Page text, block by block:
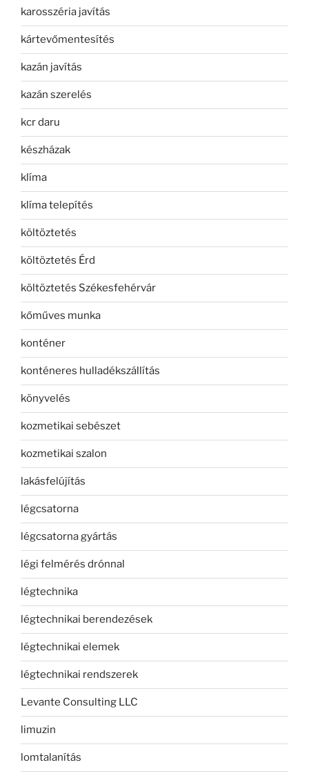
karosszéria javítás
kártevőmentesítés
kazán javítás
kazán szerelés
kcr daru
készházak
klíma
klíma telepítés
költöztetés
költöztetés Érd
költöztetés Székesfehérvár
kőműves munka
konténer
konténeres hulladékszállítás
könyvelés
kozmetikai sebészet
kozmetikai szalon
lakásfelújítás
légcsatorna
légcsatorna gyártás
légi felmérés drónnal
légtechnika
légtechnikai berendezések
légtechnikai elemek
légtechnikai rendszerek
Levante Consulting LLC
limuzin
lomtalanítás